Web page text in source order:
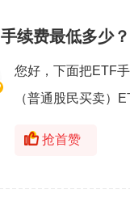
续费最低多少
您好，下面把ETF
（普通股民买卖）
抢首赞